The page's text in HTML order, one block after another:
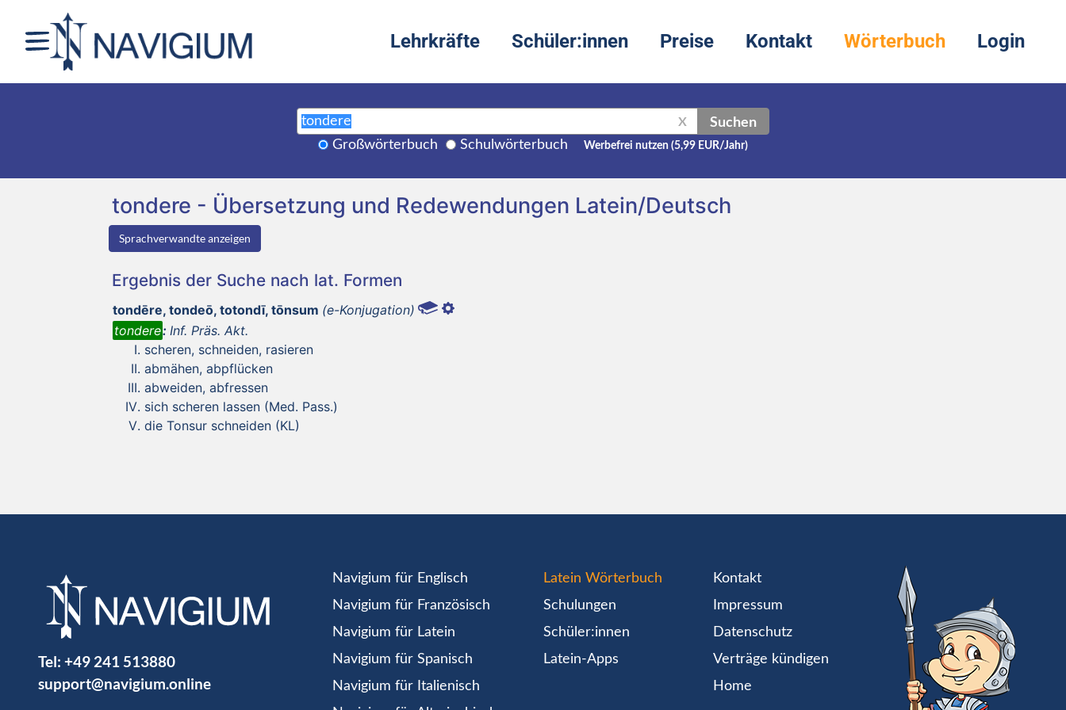
Lehrkräfte Schüler:innen Preise Kontakt Wörterbuch Login
X Suchen
Großwörterbuch Schulwörterbuch Werbefrei nutzen (5,99 EUR/Jahr)
tondere - Übersetzung und Redewendungen Latein/Deutsch
Sprachverwandte anzeigen
Ergebnis der Suche nach lat. Formen
tondēre, tondeō, totondī, tōnsum (e-Konjugation)
tondere: Inf. Präs. Akt.
scheren, schneiden, rasieren
abmähen, abpflücken
abweiden, abfressen
sich scheren lassen (Med. Pass.)
die Tonsur schneiden (KL)
Tel: +49 241 513880
support@navigium.online
Navigium für Englisch
Navigium für Französisch
Navigium für Latein
Navigium für Spanisch
Navigium für Italienisch
Latein Wörterbuch
Schulungen
Schüler:innen
Latein-Apps
Kontakt
Impressum
Datenschutz
Verträge kündigen
Home